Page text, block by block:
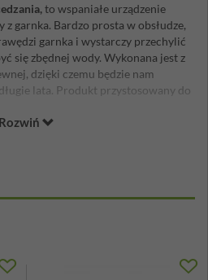
to wspaniałe urządzenie
garnka. Bardzo prosta w obsłudze,
garnka i wystarczy przechylić
się zbędnej wody. Wykonana jest z
dzięki czemu będzie nam
lata. Produkt przystosowany do
Rozwiń